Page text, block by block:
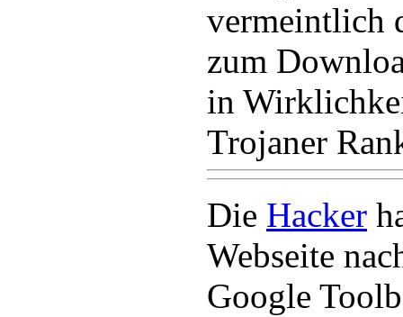
vermeintlich
zum
in
Trojaner
Die Hacker
Webseite
Google